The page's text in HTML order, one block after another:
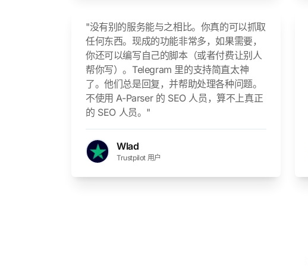
"没有别的服务能与之相比。你真的可以抓取
任何东西。现成的功能非常多，如果需要，
你还可以编写自己的脚本（或者付费让别人
帮你写）。Telegram 里的支持简直太神
了。他们总是回复，并帮助处理各种问题。
不使用 A-Parser 的 SEO 人员，算不上真正
的 SEO 人员。"
Wlad
Trustpilot 用户